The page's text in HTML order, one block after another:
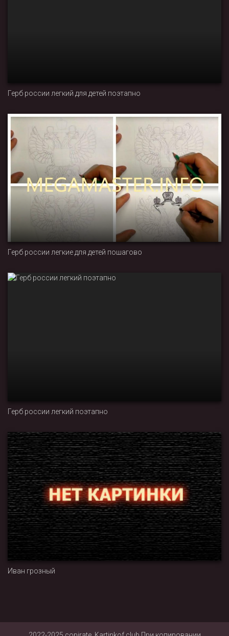
Герб россии легкий для детей поэтапно
Герб россии легкие для детей пошагово
Герб россии легкий поэтапно
Иван грозный